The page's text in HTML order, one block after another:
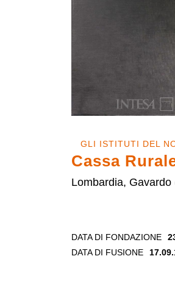
GLI ISTITUTI DEL
Cassa
Lombardia, Gavardo
DATA DI FONDAZIONE
DATA DI FUSIONE